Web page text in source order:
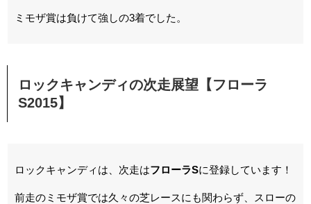
ミモザ賞は負けて強しの3着でした。
ロックキャンディの次走展望【フローラ
S2015】
ロックキャンディは、次走はフローラSに登録しています！
前走のミモザ賞では久々の芝レースにも関わらず、スローの